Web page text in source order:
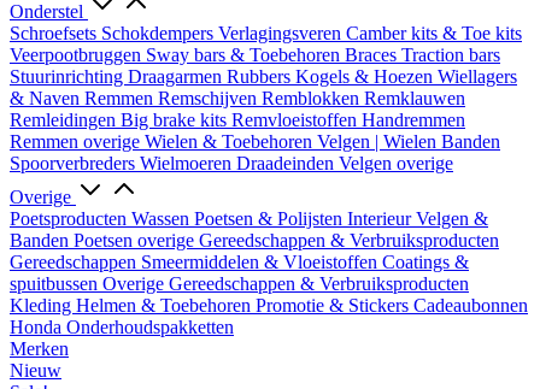
Onderstel
Schroefsets Schokdempers Verlagingsveren Camber kits & Toe kits
Veerpootbruggen Sway bars & Toebehoren Braces Traction bars
Stuurinrichting Draagarmen Rubbers Kogels & Hoezen Wiellagers
& Naven Remmen Remschijven Remblokken Remklauwen
Remleidingen Big brake kits Remvloeistoffen Handremmen
Remmen overige Wielen & Toebehoren Velgen | Wielen Banden
Spoorverbreders Wielmoeren Draadeinden Velgen overige
Overige
Poetsproducten Wassen Poetsen & Polijsten InterieurVelgen &
Banden Poetsen overige Gereedschappen & Verbruiksproducten
Gereedschappen Smeermiddelen & Vloeistoffen Coatings &
spuitbussen Overige Gereedschappen & Verbruiksproducten
Kleding Helmen & Toebehoren Promotie & Stickers Cadeaubonnen
Honda Onderhoudspakketten
Merken
Nieuw